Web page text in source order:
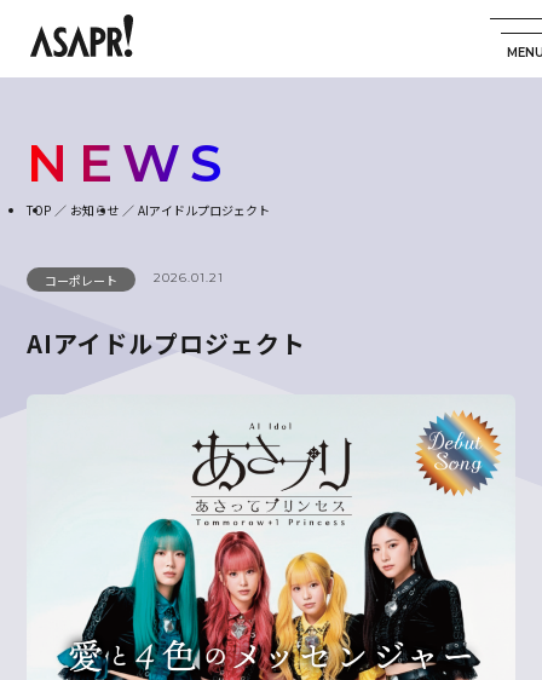
NEWS
TOP お知らせ AIアイドルプロジェクト
コーポレート 2026.01.21
AIアイドルプロジェクト